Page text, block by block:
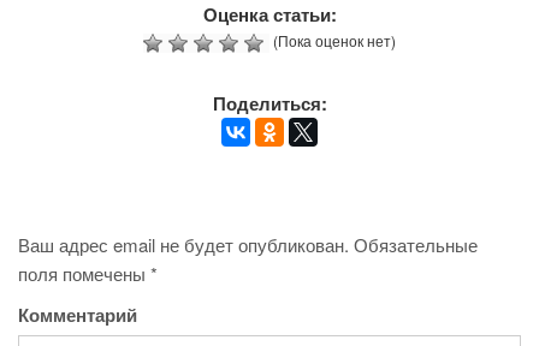
Оценка статьи:
(Пока оценок нет)
Поделиться:
Ваш адрес email не будет опубликован. Обязательные
поля помечены *
Комментарий